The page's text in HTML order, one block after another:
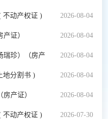
2026-08-04
不动产权证 )
2026-08-04
证）
2026-08-04
瑞珍）（房产
2026-08-04
地分割书 )
2026-08-04
产证）
2026-07-30
不动产权证 )